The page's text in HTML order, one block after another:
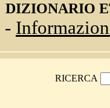
DIZIONARIO
-
RICERCA